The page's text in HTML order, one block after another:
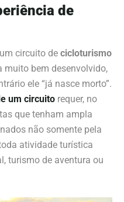
de
circuito de cicloturismo
muito bem desenvolvido,
ele “já nasce morto”.
um circuito requer, no
que tenham ampla
não somente pela
atividade turística
turismo de aventura ou